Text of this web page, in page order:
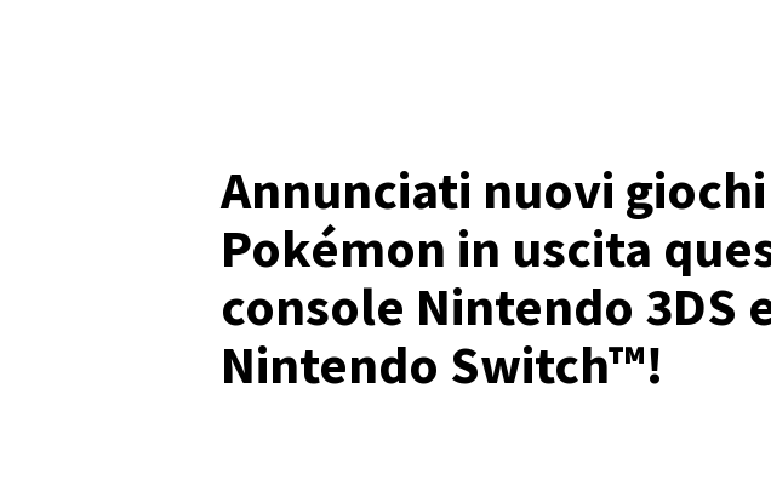
Annunciati nuovi giochi
Pokémon in uscita
console Nintendo 3DS
Nintendo Switch™!